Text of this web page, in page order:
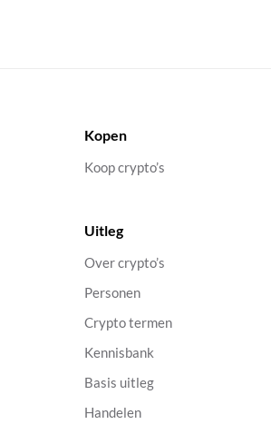
Kopen
Koop crypto’s
Uitleg
Over crypto’s
Personen
Crypto termen
Kennisbank
Basis uitleg
Handelen